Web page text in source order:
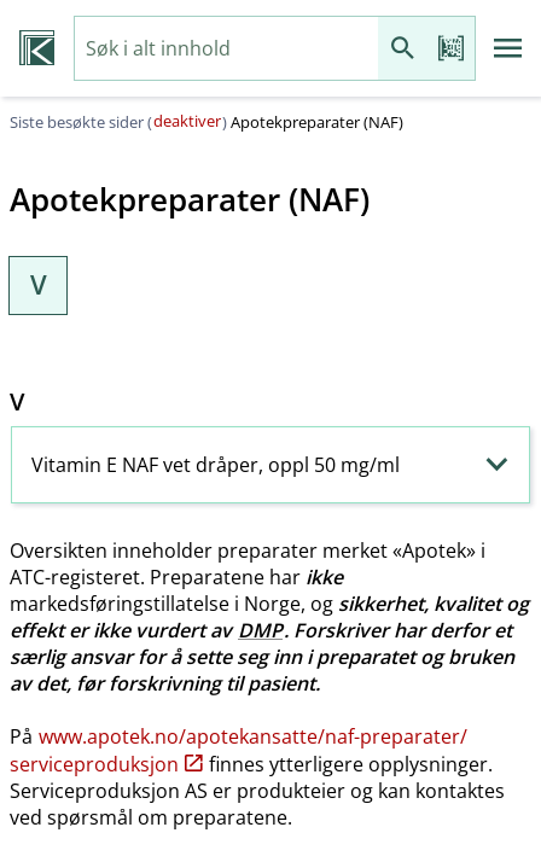
Siste besøkte sider (deaktiver)Apotekpreparater (NAF)
Apotekpreparater (NAF)
V
V
Vitamin E NAF vet dråper, oppl 50 mg/ml
Oversikten inneholder preparater merket «Apotek» i
ATC-registeret. Preparatene har ikke
markedsføringstillatelse i Norge, og sikkerhet, kvalitet og
effekt er ikke vurdert avDMP. Forskriver har derfor et
særlig ansvar for å sette seg inn i preparatet og bruken
av det, før forskrivning til pasient.
På www.apotek.no​/​apotekansatte​/​naf-preparater​/​
serviceproduksjon
finnes ytterligere opplysninger.
Serviceproduksjon AS er produkteier og kan kontaktes
ved spørsmål om preparatene.